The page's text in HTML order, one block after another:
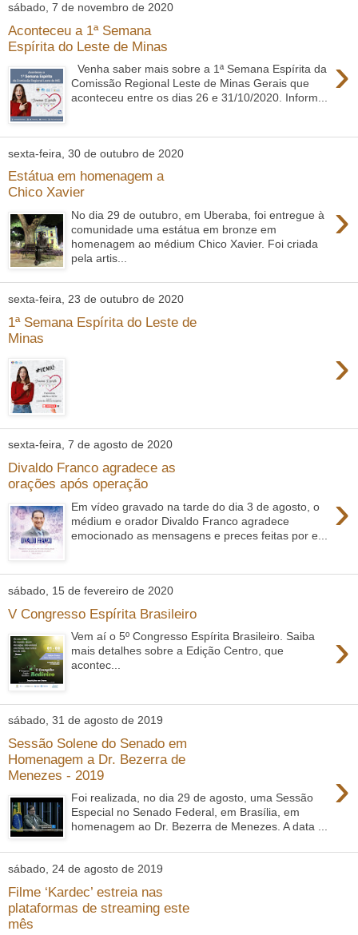
sábado, 7 de novembro de 2020
Aconteceu a 1ª Semana
Espírita do Leste de Minas
›
Venha saber mais sobre a 1ª Semana Espírita da
Comissão Regional Leste de Minas Gerais que
aconteceu entre os dias 26 e 31/10/2020. Inform...
sexta-feira, 30 de outubro de 2020
Estátua em homenagem a
Chico Xavier
›
No dia 29 de outubro, em Uberaba, foi entregue à
comunidade uma estátua em bronze em
homenagem ao médium Chico Xavier. Foi criada
pela artis...
sexta-feira, 23 de outubro de 2020
1ª Semana Espírita do Leste de
Minas
›
sexta-feira, 7 de agosto de 2020
Divaldo Franco agradece as
orações após operação
›
Em vídeo gravado na tarde do dia 3 de agosto, o
médium e orador Divaldo Franco agradece
emocionado as mensagens e preces feitas por e...
sábado, 15 de fevereiro de 2020
V Congresso Espírita Brasileiro
›
Vem aí o 5º Congresso Espírita Brasileiro. Saiba
mais detalhes sobre a Edição Centro, que
acontec...
sábado, 31 de agosto de 2019
Sessão Solene do Senado em
Homenagem a Dr. Bezerra de
Menezes - 2019
›
Foi realizada, no dia 29 de agosto, uma Sessão
Especial no Senado Federal, em Brasília, em
homenagem ao Dr. Bezerra de Menezes. A data ...
sábado, 24 de agosto de 2019
Filme ‘Kardec’ estreia nas
plataformas de streaming este
mês